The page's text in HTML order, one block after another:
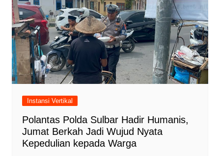
Instansi Vertikal
Polantas Polda Sulbar Hadir Humanis,
Jumat Berkah Jadi Wujud Nyata
Kepedulian kepada Warga